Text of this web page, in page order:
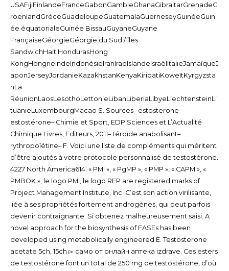
USAFijiFinlandeFranceGabonGambieGhanaGibraltarGrenadeG
roenlandGrèceGuadeloupeGuatemalaGuerneseyGuinéeGuin
ée équatorialeGuinée BissauGuyaneGuyane
FrançaiseGéorgieGéorgie du Sud / îles
SandwichHaitiHondurasHong
KongHongrieIndeIndonésieIranIraqIslandeIsraëlItalieJamaïqueJ
aponJerseyJordanieKazakhstanKenyaKiribatiKoweïtKyrgyzsta
nLa
RéunionLaosLesothoLettonieLibanLiberiaLibyeLiechtensteinLi
tuanieLuxembourgMacao S. Sources– estosterone–
estostérone– Chimie et Sport, EDP Sciences et L’Actualité
Chimique Livres, Editeurs, 2011– téroïde anabolisant–
rythropoïétine– F. Voici une liste de compléments qui méritent
d’être ajoutés à votre protocole personnalisé de testostérone.
4227 North America614. « PMI », « PgMP », « PMP », « CAPM », «
PMBOK », le logo PMI, le logo REP are registered marks of
Project Management Institute, Inc. C’est son action virilisante,
liée à ses propriétés fortement androgènes, qui peut parfois
devenir contraignante. Si obtenez malheureusement saisi. A
novel approach for the biosynthesis of FASEs has been
developed using metabolically engineered E. Testosterone
acetate 5ch, 15ch ▻ само от онлайн аптека izdrave. Ces esters
de testostérone font un total de 250 mg de testostérone, d’où